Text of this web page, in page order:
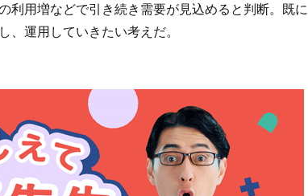
利用増などで引き続き需要が見込めると判断。既に
、運用していきたい考えだ。